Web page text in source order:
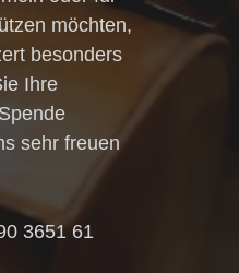
möchten,
besonders
Ihre
sehr freuen
3651 61